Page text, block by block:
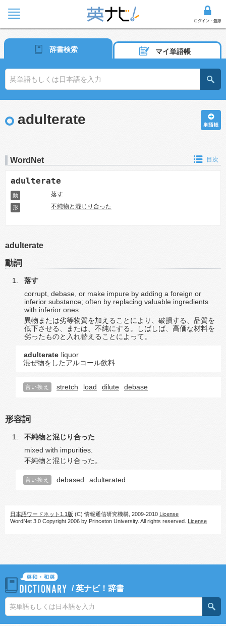
辞書検索 マイ単語帳
adulterate
WordNet 目次
adulterate
動 落す
形 不純物と混じり合った
adulterate
動詞
落す
corrupt, debase, or make impure by adding a foreign or
inferior substance; often by replacing valuable ingredients
with inferior ones.
異物または劣等物質を加えることにより、破損する、品質を
低下させる、または、不純にする。しばしば、高価な材料を
劣ったものと入れ替えることによって。
adulterate liquor
混ぜ物をしたアルコール飲料
言い換え stretch load dilute debase
形容詞
不純物と混じり合った
mixed with impurities.
不純物と混じり合った。
言い換え debased adulterated
日本語ワードネット1.1版 (C) 情報通信研究機構, 2009-2010 License
WordNet 3.0 Copyright 2006 by Princeton University. All rights reserved. License
/英ナビ！辞書